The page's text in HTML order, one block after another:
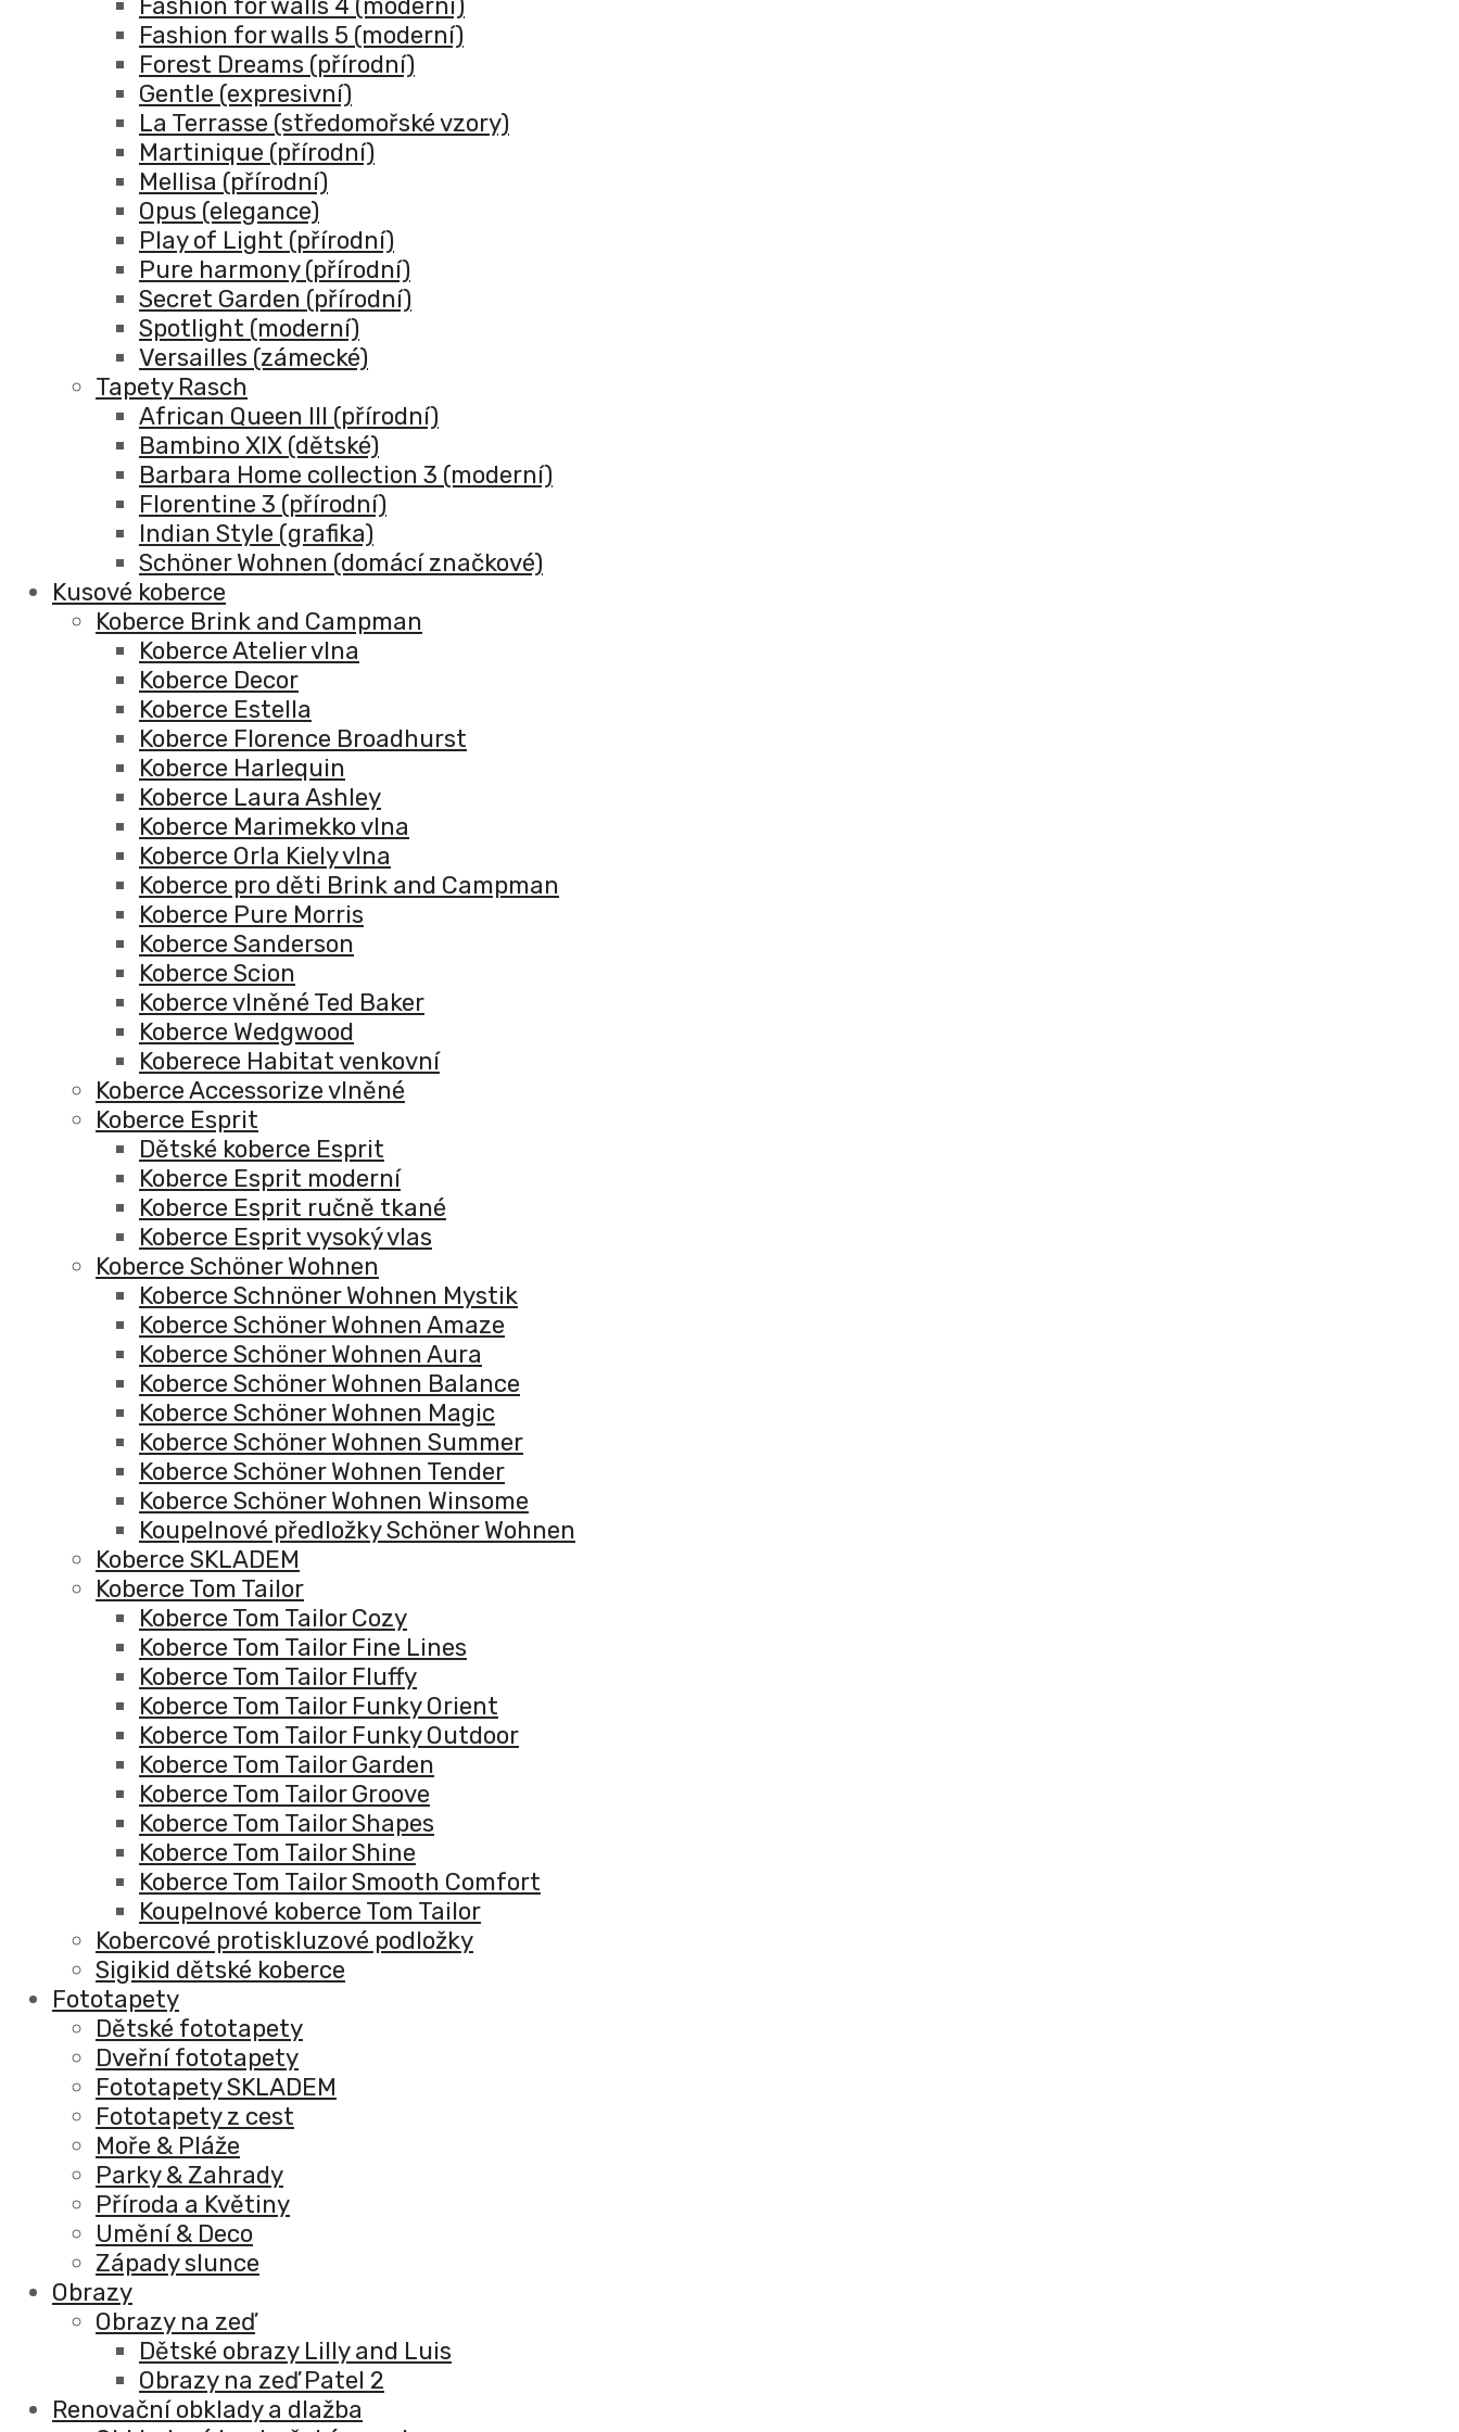
Fashion for walls 4 (moderní)
Fashion for walls 5 (moderní)
Forest Dreams (přírodní)
Gentle (expresivní)
La Terrasse (středomořské vzory)
Martinique (přírodní)
Mellisa (přírodní)
Opus (elegance)
Play of Light (přírodní)
Pure harmony (přírodní)
Secret Garden (přírodní)
Spotlight (moderní)
Versailles (zámecké)
Tapety Rasch
African Queen III (přírodní)
Bambino XIX (dětské)
Barbara Home collection 3 (moderní)
Florentine 3 (přírodní)
Indian Style (grafika)
Schöner Wohnen (domácí značkové)
Kusové koberce
Koberce Brink and Campman
Koberce Atelier vlna
Koberce Decor
Koberce Estella
Koberce Florence Broadhurst
Koberce Harlequin
Koberce Laura Ashley
Koberce Marimekko vlna
Koberce Orla Kiely vlna
Koberce pro děti Brink and Campman
Koberce Pure Morris
Koberce Sanderson
Koberce Scion
Koberce vlněné Ted Baker
Koberce Wedgwood
Koberece Habitat venkovní
Koberce Accessorize vlněné
Koberce Esprit
Dětské koberce Esprit
Koberce Esprit moderní
Koberce Esprit ručně tkané
Koberce Esprit vysoký vlas
Koberce Schöner Wohnen
Koberce Schnöner Wohnen Mystik
Koberce Schöner Wohnen Amaze
Koberce Schöner Wohnen Aura
Koberce Schöner Wohnen Balance
Koberce Schöner Wohnen Magic
Koberce Schöner Wohnen Summer
Koberce Schöner Wohnen Tender
Koberce Schöner Wohnen Winsome
Koupelnové předložky Schöner Wohnen
Koberce SKLADEM
Koberce Tom Tailor
Koberce Tom Tailor Cozy
Koberce Tom Tailor Fine Lines
Koberce Tom Tailor Fluffy
Koberce Tom Tailor Funky Orient
Koberce Tom Tailor Funky Outdoor
Koberce Tom Tailor Garden
Koberce Tom Tailor Groove
Koberce Tom Tailor Shapes
Koberce Tom Tailor Shine
Koberce Tom Tailor Smooth Comfort
Koupelnové koberce Tom Tailor
Kobercové protiskluzové podložky
Sigikid dětské koberce
Fototapety
Dětské fototapety
Dveřní fototapety
Fototapety SKLADEM
Fototapety z cest
Moře & Pláže
Parky & Zahrady
Příroda a Květiny
Umění & Deco
Západy slunce
Obrazy
Obrazy na zeď
Dětské obrazy Lilly and Luis
Obrazy na zeď Patel 2
Renovační obklady a dlažba